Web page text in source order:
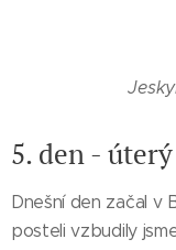
5. den - úterý
Dnešní den začal v
posteli vzbudily